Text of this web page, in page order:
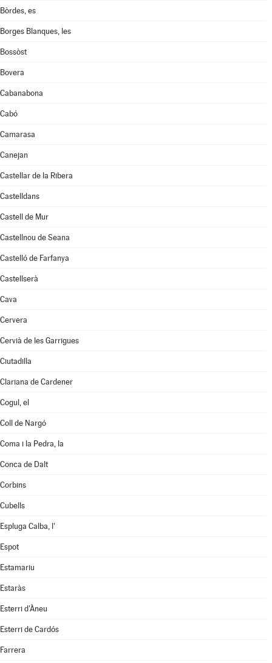
Bòrdes, es
Borges Blanques, les
Bossòst
Bovera
Cabanabona
Cabó
Camarasa
Canejan
Castellar de la Ribera
Castelldans
Castell de Mur
Castellnou de Seana
Castelló de Farfanya
Castellserà
Cava
Cervera
Cervià de les Garrigues
Ciutadilla
Clariana de Cardener
Cogul, el
Coll de Nargó
Coma i la Pedra, la
Conca de Dalt
Corbins
Cubells
Espluga Calba, l'
Espot
Estamariu
Estaràs
Esterri d'Àneu
Esterri de Cardós
Farrera